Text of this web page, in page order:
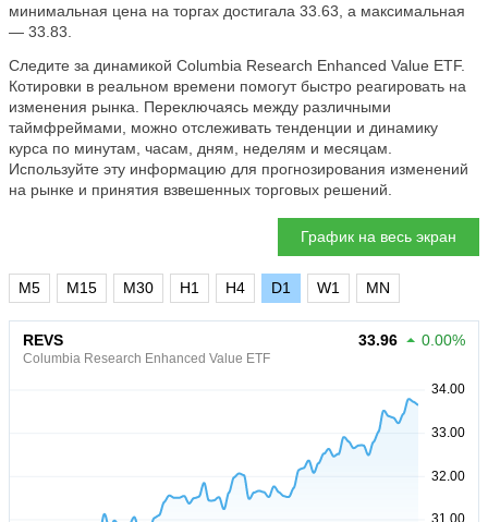
минимальная цена на торгах достигала 33.63, а максимальная
— 33.83.
Следите за динамикой Columbia Research Enhanced Value ETF.
Котировки в реальном времени помогут быстро реагировать на
изменения рынка. Переключаясь между различными
таймфреймами, можно отслеживать тенденции и динамику
курса по минутам, часам, дням, неделям и месяцам.
Используйте эту информацию для прогнозирования изменений
на рынке и принятия взвешенных торговых решений.
График на весь экран
M5 M15 M30 H1 H4 D1 W1 MN
REVS
Columbia Research Enhanced Value ETF
33.96 0.00%